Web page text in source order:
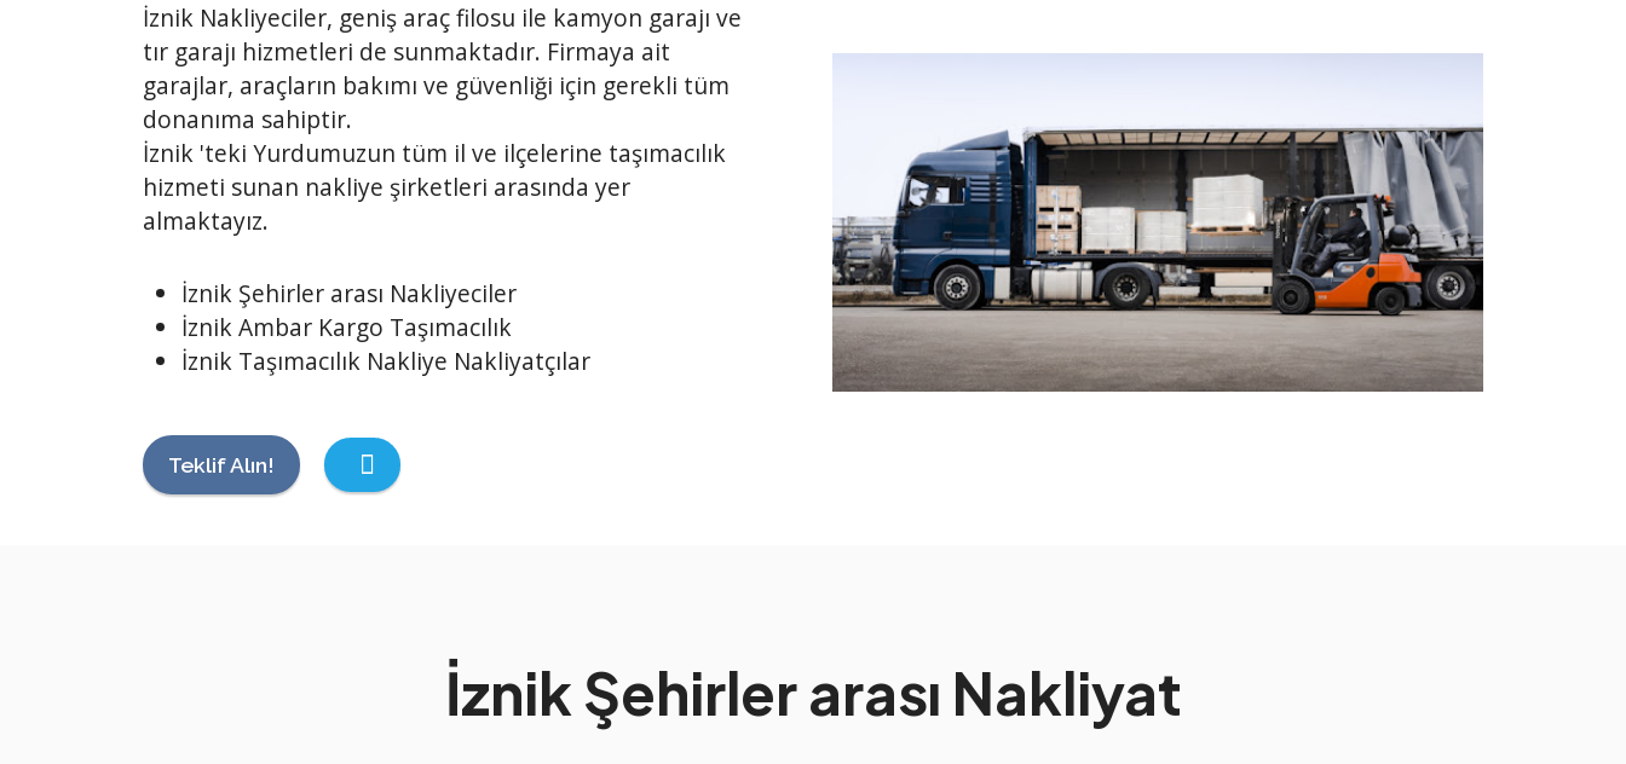
İznik Nakliyeciler, geniş araç filosu ile kamyon garajı ve
tır garajı hizmetleri de sunmaktadır. Firmaya ait
garajlar, araçların bakımı ve güvenliği için gerekli tüm
donanıma sahiptir.
İznik 'teki Yurdumuzun tüm il ve ilçelerine taşımacılık
hizmeti sunan nakliye şirketleri arasında yer
almaktayız.
İznik Şehirler arası Nakliyeciler
İznik Ambar Kargo Taşımacılık
İznik Taşımacılık Nakliye Nakliyatçılar
Teklif Alın!
İznik Şehirler arası Nakliyat